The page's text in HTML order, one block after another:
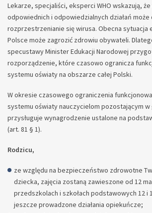
Lekarze, specjaliści, eksperci WHO wskazują,
odpowiednich i odpowiedzialnych działań może
rozprzestrzenianie się wirusa. Obecna sytuacja
Polsce może zagrozić zdrowiu obywateli.
specustawy Minister Edukacji Narodowej
rozporządzenie, które czasowo ogranicza
systemu oświaty na obszarze całej Polski.
W okresie czasowego ograniczenia
systemu oświaty nauczycielom pozostającym
przysługuje wynagrodzenie ustalone na
(art. 81 § 1).
Rodzicu,
ze względu na bezpieczeństwo zdrowotne
dziecka, zajęcia zostaną zawieszone od 12
przedszkolach i szkołach podstawowych 12 i
jeszcze prowadzone działania opiekuńcze;